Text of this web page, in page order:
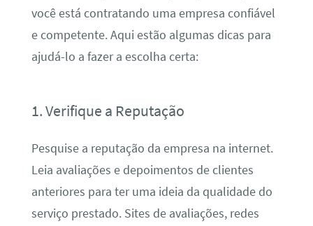
você está contratando uma empresa confiável
e competente. Aqui estão algumas dicas para
ajudá-lo a fazer a escolha certa:
1. Verifique a Reputação
Pesquise a reputação da empresa na internet.
Leia avaliações e depoimentos de clientes
anteriores para ter uma ideia da qualidade do
serviço prestado. Sites de avaliações, redes